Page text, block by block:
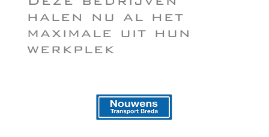
halen nu al het
maximale uit hun
werkplek